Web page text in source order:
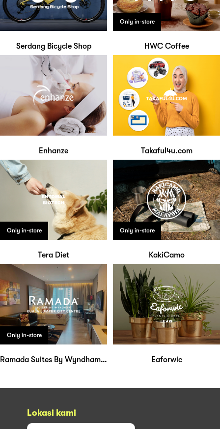
Serdang Bicycle Shop
Only in-store
HWC Coffee
Enhanze Takaful4u.com
Only in-store
Tera Diet
Only in-store
KakiCamo
Only in-store
Ramada Suites By Wyndham KLCC Eaforwic
Lokasi kami